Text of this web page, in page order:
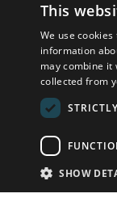
This
We use
information
may combine it
collected from
SHOW